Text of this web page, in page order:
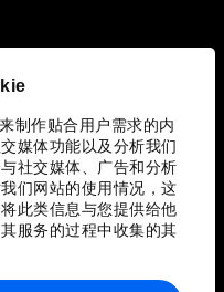
制作贴合用户需求的内
媒体功能以及分析我们
社交媒体、广告和分析
们网站的使用情况，这
此类信息与您提供给他
服务的过程中收集的其